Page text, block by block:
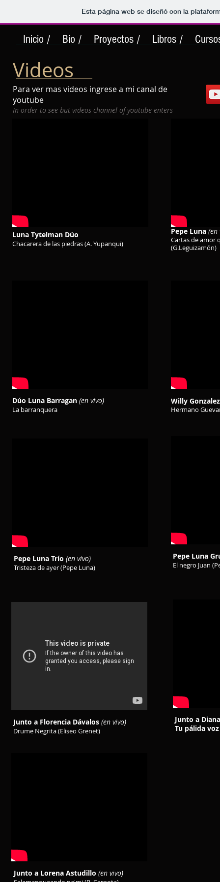
Esta página web se diseñó con la
Inicio / Bio / Proyectos / Libros /
Videos
Para ver mas videos ingrese a mi canal de
youtube
In order to see but videos channel of youtube enters
Luna Tytelman Dúo
Chacarera de las piedras (A. Yupanqui)
Pepe Luna (en
Cartas de amor
(G.Leguizamón)
Dúo Luna Barragan (en vivo)
La barranquera
Willy
Hermano
Pepe Luna Trío (en vivo)
Tristeza de ayer (Pepe Luna)
Pepe Luna
El negro Juan
Junto a Florencia Dávalos (en vivo)
Drume Negrita (Eliseo Grenet)
Junto a
Tu pálida
Junto a Lorena Astudillo (en vivo)